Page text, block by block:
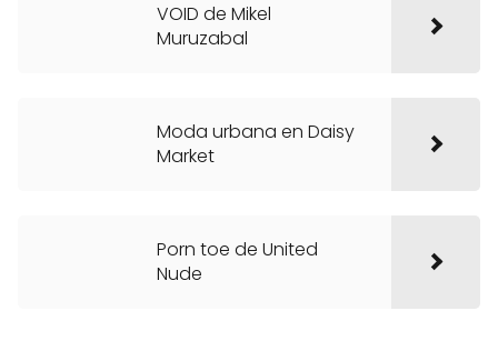
VOID de Mikel
Muruzabal
Moda urbana en Daisy
Market
Porn toe de United
Nude